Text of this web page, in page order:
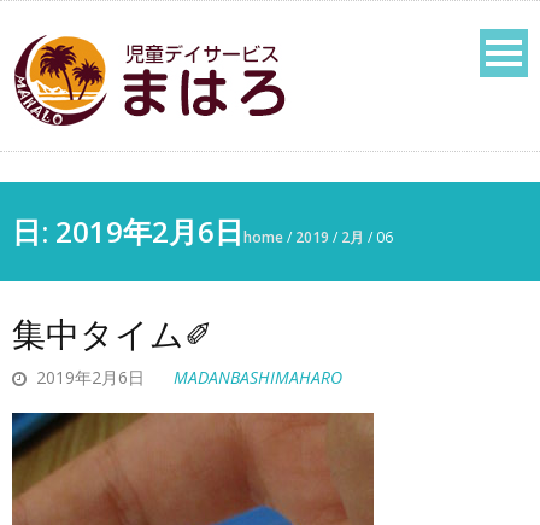
日: 2019年2月6日home/ 2019 / 2月 / 06
集中タイム✐
2019年2月6日 MADANBASHIMAHARO